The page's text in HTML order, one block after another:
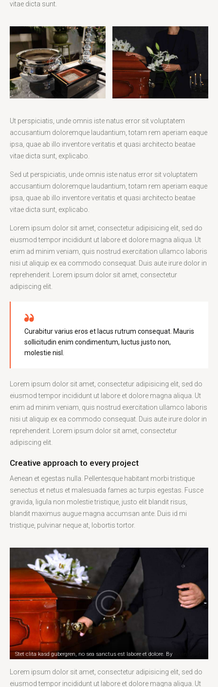
vitae dicta sunt.
Ut perspiciatis, unde omnis iste natus error sit voluptatem
accusantium doloremque laudantium, totam rem aperiam eaque
ipsa, quae ab illo inventore veritatis et quasi architecto beatae
vitae dicta sunt, explicabo.
Sed ut perspiciatis, unde omnis iste natus error sit voluptatem
accusantium doloremque laudantium, totam rem aperiam eaque
ipsa, quae ab illo inventore veritatis et quasi architecto beatae
vitae dicta sunt, explicabo.
Lorem ipsum dolor sit amet, consectetur adipisicing elit, sed do
eiusmod tempor incididunt ut labore et dolore magna aliqua. Ut
enim ad minim veniam, quis nostrud exercitation ullamco laboris
nisi ut aliquip ex ea commodo consequat. Duis aute irure dolor in
reprehenderit. Lorem ipsum dolor sit amet, consectetur
adipiscing elit.
Curabitur varius eros et lacus rutrum consequat. Mauris
sollicitudin enim condimentum, luctus justo non,
molestie nisl.
Lorem ipsum dolor sit amet, consectetur adipisicing elit, sed do
eiusmod tempor incididunt ut labore et dolore magna aliqua. Ut
enim ad minim veniam, quis nostrud exercitation ullamco laboris
nisi ut aliquip ex ea commodo consequat. Duis aute irure dolor in
reprehenderit. Lorem ipsum dolor sit amet, consectetur
adipiscing elit.
Creative approach to every project
Aenean et egestas nulla. Pellentesque habitant morbi tristique
senectus et netus et malesuada fames ac turpis egestas. Fusce
gravida, ligula non molestie tristique, justo elit blandit risus,
blandit maximus augue magna accumsan ante. Duis id mi
tristique, pulvinar neque at, lobortis tortor.
Stet clita kasd gubergren, no sea sanctus est labore et dolore. By
Lorem ipsum dolor sit amet, consectetur adipisicing elit, sed do
eiusmod tempor incididunt ut labore et dolore magna aliqua. Ut